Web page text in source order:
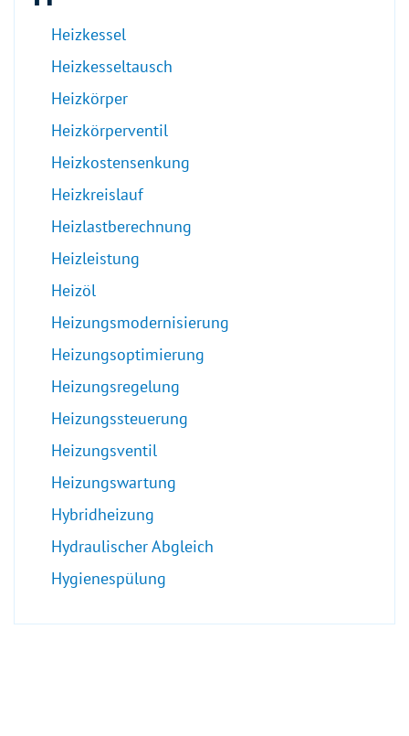
Heizkessel
Heizkesseltausch
Heizkörper
Heizkörperventil
Heizkostensenkung
Heizkreislauf
Heizlastberechnung
Heizleistung
Heizöl
Heizungsmodernisierung
Heizungsoptimierung
Heizungsregelung
Heizungssteuerung
Heizungsventil
Heizungswartung
Hybridheizung
Hydraulischer Abgleich
Hygienespülung